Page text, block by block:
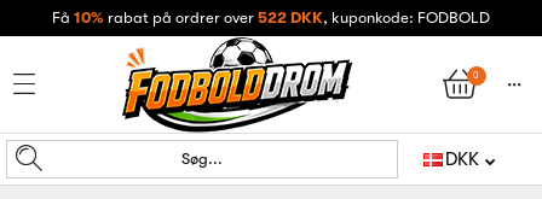
Få 10% rabat på ordrer over 522 DKK, kuponkode: FODBOLD
0
󰄒
Søg... DKK